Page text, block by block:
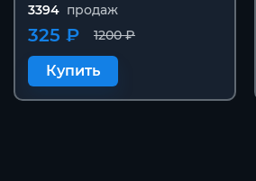
3394 продаж
1200 ₽
325 ₽
Купить